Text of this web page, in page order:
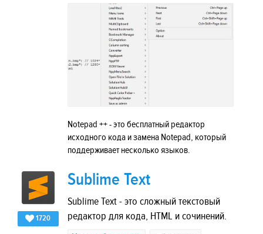
Notepad ++ - это бесплатный редактор
исходного кода и замена Notepad, который
поддерживает несколько языков.
1720
Sublime Text
Sublime Text - это сложный текстовый
редактор для кода, HTML и сочинений.